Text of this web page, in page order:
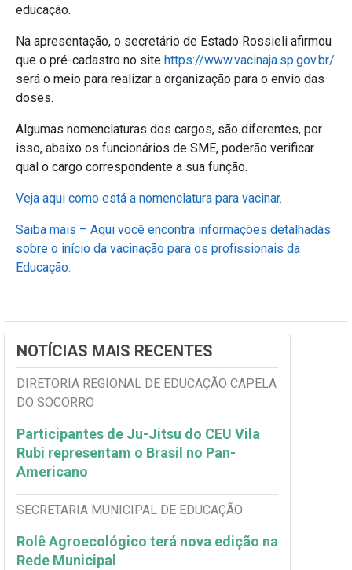
educação.
Na apresentação, o secretário de Estado Rossieli afirmou
que o pré-cadastro no site https://www.vacinaja.sp.gov.br/
será o meio para realizar a organização para o envio das
doses.
Algumas nomenclaturas dos cargos, são diferentes, por
isso, abaixo os funcionários de SME, poderão verificar
qual o cargo correspondente a sua função.
Veja aqui como está a nomenclatura para vacinar.
Saiba mais – Aqui você encontra informações detalhadas
sobre o início da vacinação para os profissionais da
Educação.
NOTÍCIAS MAIS RECENTES
DIRETORIA REGIONAL DE EDUCAÇÃO CAPELA
DO SOCORRO
Participantes de Ju-Jitsu do CEU Vila
Rubi representam o Brasil no Pan-
Americano
SECRETARIA MUNICIPAL DE EDUCAÇÃO
Rolê Agroecológico terá nova edição na
Rede Municipal